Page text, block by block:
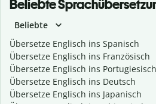
Beliebte
Beliebte
Übersetze Englisch ins Spanisch
Übersetze Englisch ins Französisch
Übersetze Englisch ins
Übersetze Englisch ins Deutsch
Übersetze Englisch ins Japanisch